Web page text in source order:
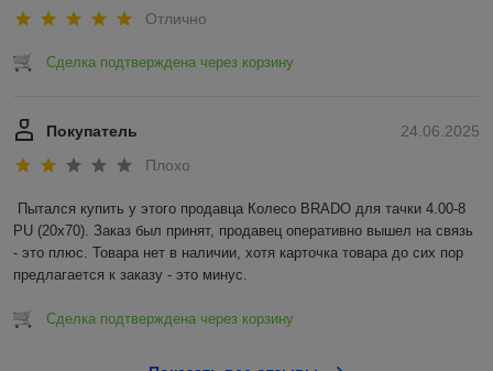
Отлично
Сделка подтверждена через корзину
24.06.2025
Покупатель
Плохо
Пытался купить у этого продавца Колесо BRADO для тачки 4.00-8
PU (20x70). Заказ был принят, продавец оперативно вышел на связь
- это плюс. Товара нет в наличии, хотя карточка товара до сих пор
предлагается к заказу - это минус.
Сделка подтверждена через корзину